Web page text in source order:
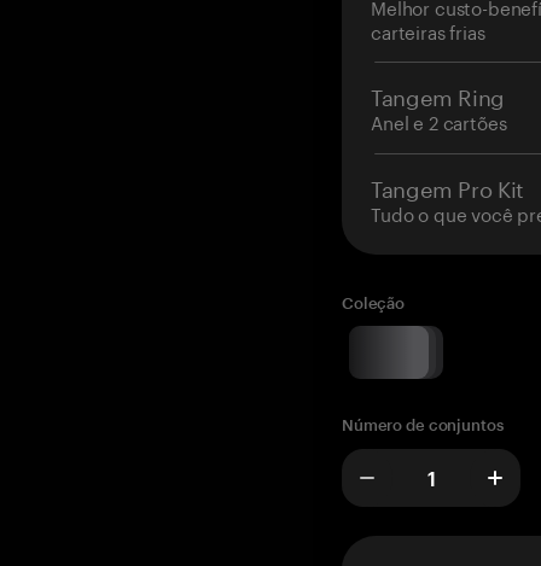
Melhor custo-
carteiras frias
Tangem Ring
Anel e 2 cartões
Tangem Pro Kit
Tudo o que você
Coleção
Número de conjuntos